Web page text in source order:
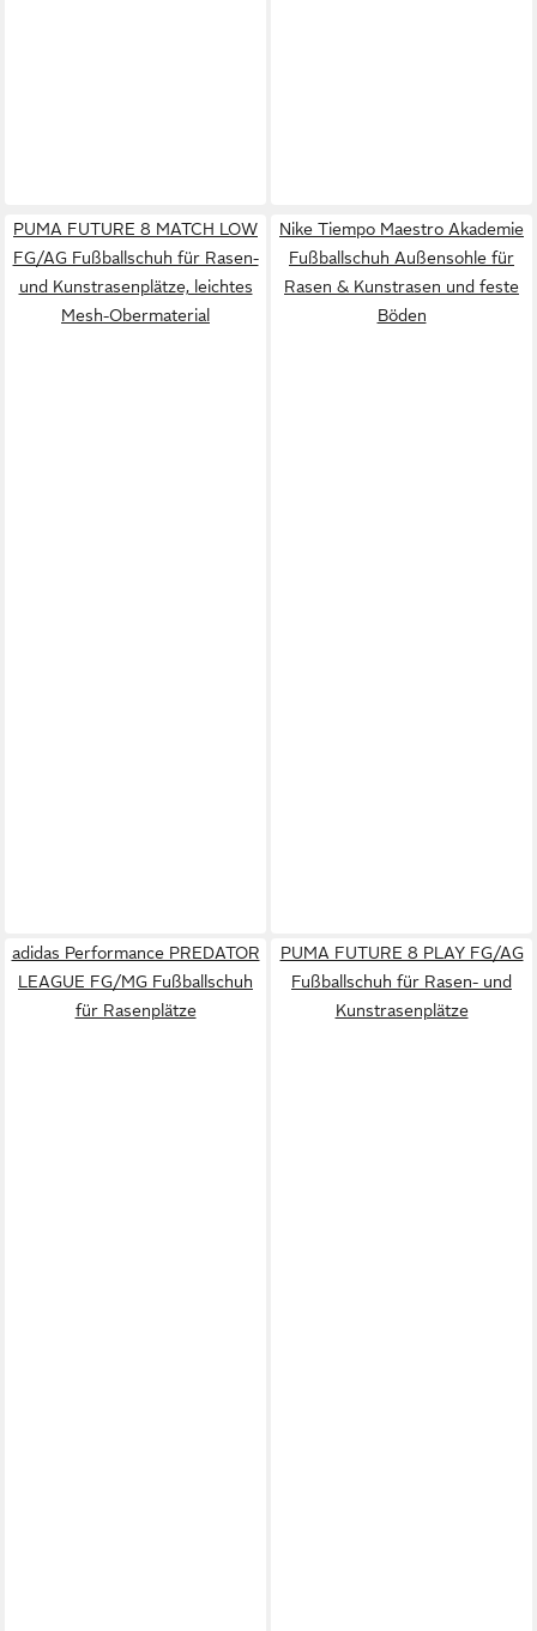
PUMA FUTURE 8 MATCH LOW
FG/AG Fußballschuh für Rasen-
und Kunstrasenplätze, leichtes
Mesh-Obermaterial
Nike Tiempo Maestro Akademie
Fußballschuh Außensohle für
Rasen & Kunstrasen und feste
Böden
adidas Performance PREDATOR
LEAGUE FG/MG Fußballschuh
für Rasenplätze
PUMA FUTURE 8 PLAY FG/AG
Fußballschuh für Rasen- und
Kunstrasenplätze